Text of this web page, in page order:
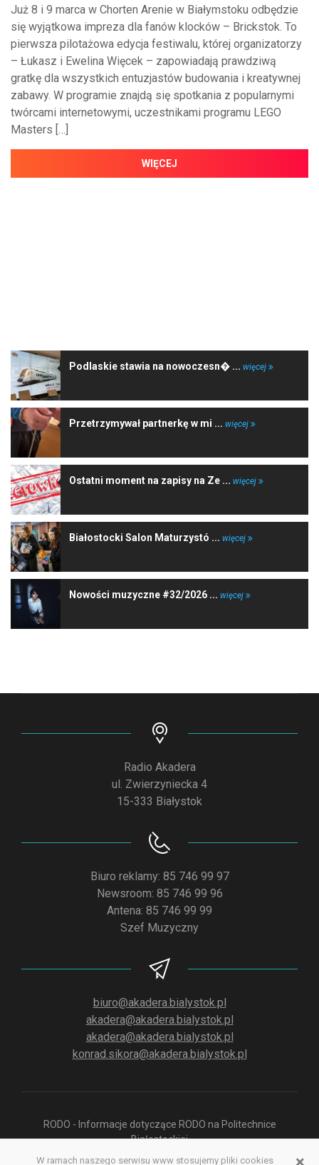
Już 8 i 9 marca w Chorten Arenie w Białymstoku odbędzie
się wyjątkowa impreza dla fanów klocków – Brickstok. To
pierwsza pilotażowa edycja festiwalu, której organizatorzy
– Łukasz i Ewelina Więcek – zapowiadają prawdziwą
gratkę dla wszystkich entuzjastów budowania i kreatywnej
zabawy. W programie znajdą się spotkania z popularnymi
twórcami internetowymi, uczestnikami programu LEGO
Masters […]
WIĘCEJ
Podlaskie stawia na nowoczesn� ... więcej
Przetrzymywał partnerkę w mi ... więcej
Ostatni moment na zapisy na Ze ... więcej
Białostocki Salon Maturzystó ... więcej
Nowości muzyczne #32/2026 ... więcej
Radio Akadera
ul. Zwierzyniecka 4
15-333 Białystok
Biuro reklamy: 85 746 99 97
Newsroom: 85 746 99 96
Antena: 85 746 99 99
Szef Muzyczny
biuro@akadera.bialystok.pl
akadera@akadera.bialystok.pl
akadera@akadera.bialystok.pl
konrad.sikora@akadera.bialystok.pl
RODO - Informacje dotyczące RODO na Politechnice
Białostockiej
W ramach naszego serwisu www stosujemy pliki cookies